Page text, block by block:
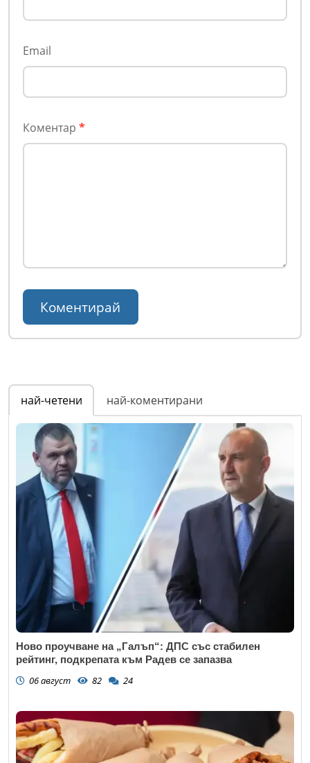
Email
Коментар *
най-четени най-коментирани
Ново проучване на „Галъп“: ДПС със стабилен
рейтинг, подкрепата към Радев се запазва
06 август 82 24